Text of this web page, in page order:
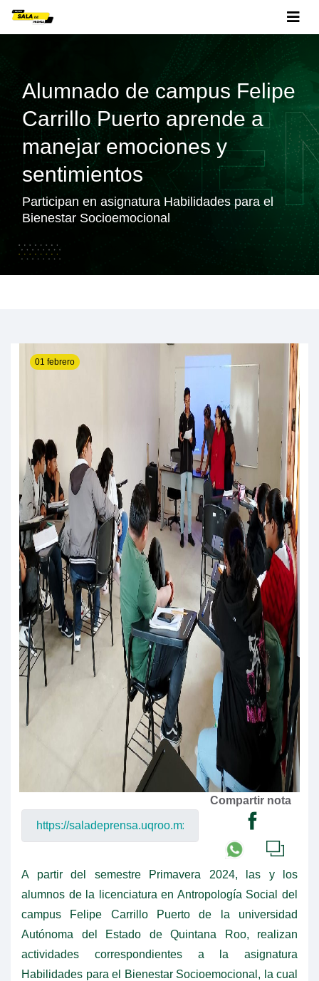
Alumnado de campus Felipe
Carrillo Puerto aprende a
manejar emociones y
sentimientos
Participan en asignatura Habilidades para el
Bienestar Socioemocional
01 febrero
Compartir nota
A partir del semestre Primavera 2024, las y los
alumnos de la licenciatura en Antropología Social del
campus Felipe Carrillo Puerto de la universidad
Autónoma del Estado de Quintana Roo, realizan
actividades correspondientes a la asignatura
Habilidades para el Bienestar Socioemocional, la cual